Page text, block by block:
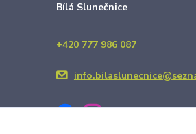
Bílá Slunečnice
+420 777 986 087